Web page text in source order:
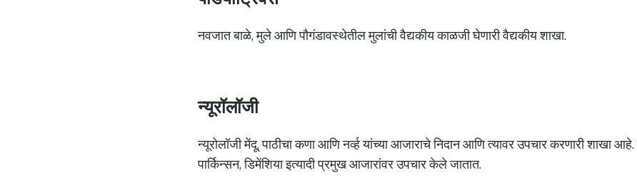
नवजात बाळे, मुले आणि पौगंडावस्थेतील मुलांची वैद्यकीय काळजी घेणारी वैद्यकीय शाखा.
न्यूरॉलॉजी
न्यूरोलॉजी मेंदू, पाठीचा कणा आणि नर्व्ह यांच्या आजाराचे निदान आणि त्यावर उपचार करणारी शाखा
पार्किन्सन, डिमेंशिया इत्यादी प्रमुख आजारांवर उपचार केले जातात.